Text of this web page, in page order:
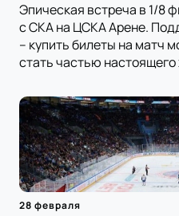
Эпическая встреча в 1/8
с СКА на ЦСКА Арене.
– купить билеты на матч
стать частью
28 февраля